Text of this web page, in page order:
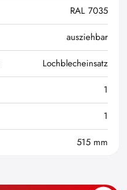
RAL 7035
ausziehbar
Lochblecheinsatz
1
1
515 mm